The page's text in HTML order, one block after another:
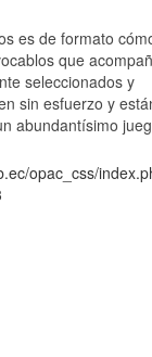
es de formato
que
seleccionados y
sin esfuerzo y
abundantísimo
opac_css/